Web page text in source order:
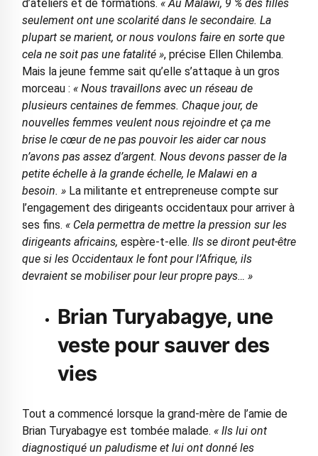
d’ateliers et de formations. « Au Malawi, 9 % des filles
seulement ont une scolarité dans le secondaire. La
plupart se marient, or nous voulons faire en sorte que
cela ne soit pas une fatalité », précise Ellen Chilemba.
Mais la jeune femme sait qu’elle s’attaque à un gros
morceau : « Nous travaillons avec un réseau de
plusieurs centaines de femmes. Chaque jour, de
nouvelles femmes veulent nous rejoindre et ça me
brise le cœur de ne pas pouvoir les aider car nous
n’avons pas assez d’argent. Nous devons passer de la
petite échelle à la grande échelle, le Malawi en a
besoin. » La militante et entrepreneuse compte sur
l’engagement des dirigeants occidentaux pour arriver à
ses fins. « Cela permettra de mettre la pression sur les
dirigeants africains, espère-t-elle. Ils se diront peut-être
que si les Occidentaux le font pour l’Afrique, ils
devraient se mobiliser pour leur propre pays… »
Brian Turyabagye, une
veste pour sauver des
vies
Tout a commencé lorsque la grand-mère de l’amie de
Brian Turyabagye est tombée malade. « Ils lui ont
diagnostiqué un paludisme et lui ont donné les